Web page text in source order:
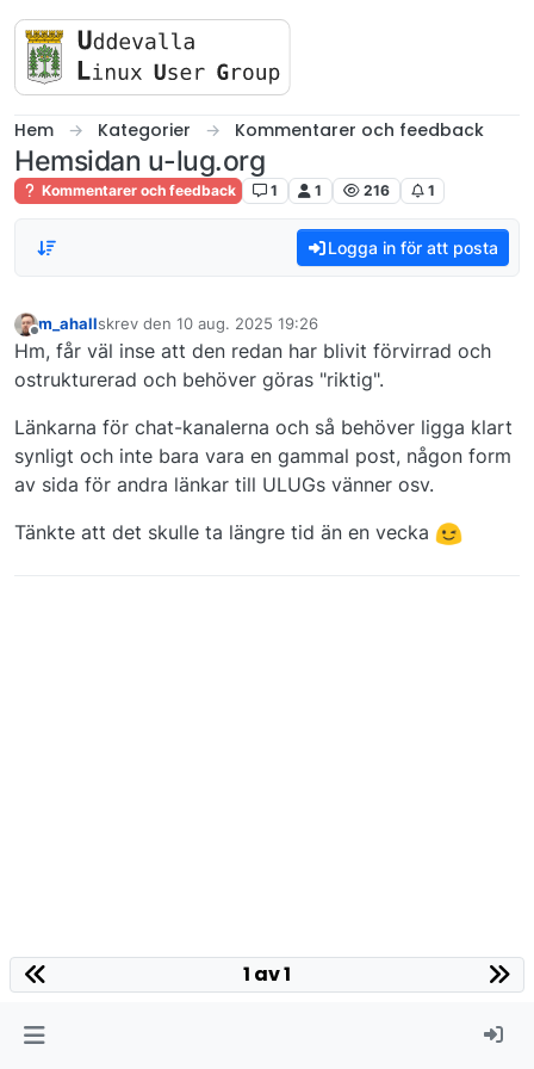
Skip to content
Hem Kategorier Kommentarer och feedback
Hemsidan u-lug.org
Kommentarer och feedback 1 1 216 1
Logga in för att posta
Offline
m_ahallskrev den 10 aug. 2025 19:26
Senaste redigerad av
Hm, får väl inse att den redan har blivit förvirrad och
ostrukturerad och behöver göras "riktig".
Länkarna för chat-kanalerna och så behöver ligga klart
synligt och inte bara vara en gammal post, någon form
av sida för andra länkar till ULUGs vänner osv.
Tänkte att det skulle ta längre tid än en vecka
1 av 1